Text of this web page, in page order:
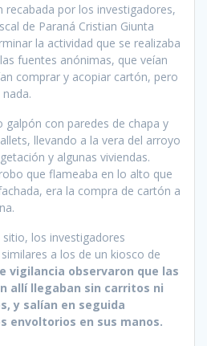
por los investigadores,
de Paraná Cristian Giunta
la actividad que se realizaba
fuentes anónimas, que veían
comprar y acopiar cartón, pero
galpón con paredes de chapa y
llevando a la vera del arroyo
y algunas viviendas.
que flameaba en lo alto que
era la compra de cartón a
los investigadores
a los de un kiosco de
vigilancia observaron que las
allí llegaban sin carritos ni
y salían en seguida
envoltorios en sus manos.